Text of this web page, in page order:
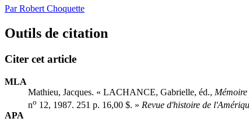
Par Robert Choquette
Outils de citation
Citer cet article
MLA
Mathieu, Jacques. « LACHANCE, Gabrielle, éd., Mémoire
no 12, 1987. 251 p. 16,00 $. » Revue d'histoire de
APA